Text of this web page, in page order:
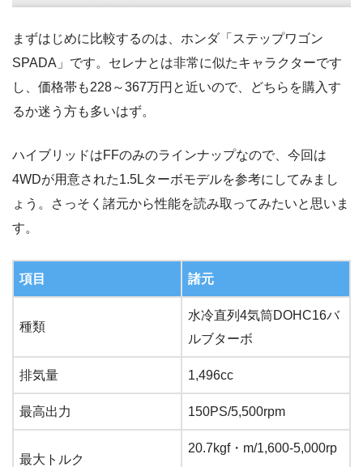
まずはじめに比較するのは、ホンダ「ステップワゴン
SPADA」です。セレナとは非常に似たキャラクターです
し、価格帯も228～367万円と近いので、どちらを購入す
るか迷う方も多いはず。
ハイブリッドはFFのみのラインナップなので、今回は
4WDが用意された1.5Lターボモデルを参考にしてみまし
ょう。さっそく諸元から性能を読み取ってみたいと思いま
す。
項目 諸元
種類
水冷直列4気筒DOHC16バ
ルブターボ
排気量 1,496cc
最高出力 150PS/5,500rpm
最大トルク
20.7kgf・m/1,600-5,000rp